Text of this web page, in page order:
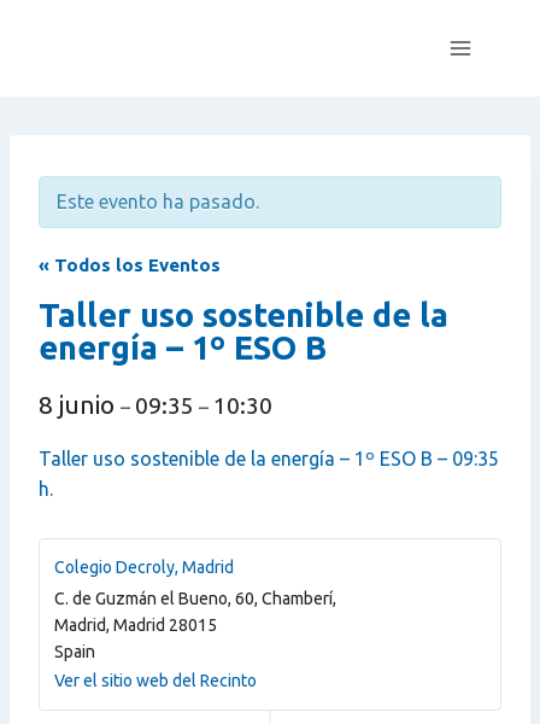
Este evento ha pasado.
« Todos los Eventos
Taller uso sostenible de la
energía – 1º ESO B
8 junio – 09:35 – 10:30
Taller uso sostenible de la energía – 1º ESO B – 09:35
h.
Colegio Decroly, Madrid
C. de Guzmán el Bueno, 60, Chamberí,
Madrid, Madrid 28015
Spain
Ver el sitio web del Recinto